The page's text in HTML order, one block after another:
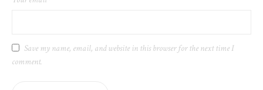
Save my name, email, and website in this browser for the next time I
comment.